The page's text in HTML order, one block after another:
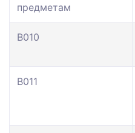
предметам
В010
В011